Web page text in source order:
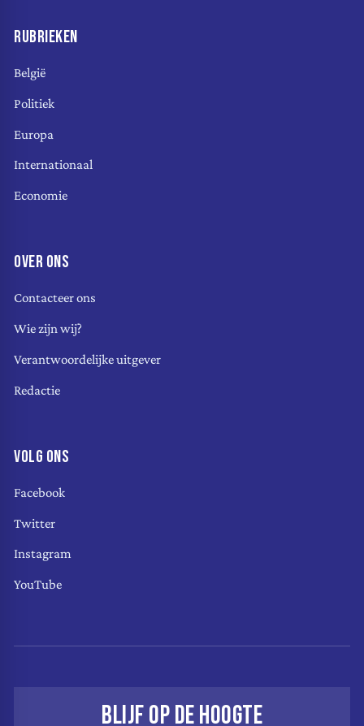
RUBRIEKEN
België
Politiek
Europa
Internationaal
Economie
OVER ONS
Contacteer ons
Wie zijn wij?
Verantwoordelijke uitgever
Redactie
VOLG ONS
Facebook
Twitter
Instagram
YouTube
BLIJF OP DE HOOGTE